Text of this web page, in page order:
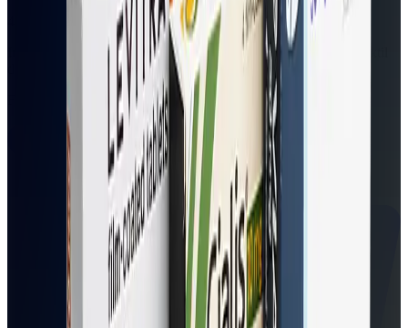
Impotens Try Pack låter dig testa tre olika behandlingar mot erektil
dysfunktion för att hitta den som fungerar bäst för dig.